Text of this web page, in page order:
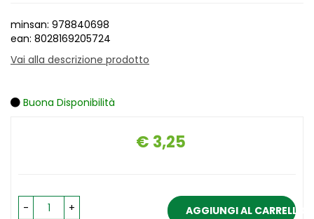
minsan: 978840698
ean: 8028169205724
Vai alla descrizione prodotto
Buona Disponibilità
Prezzo
€ 3,25
- + AGGIUNGI AL CARRELLO